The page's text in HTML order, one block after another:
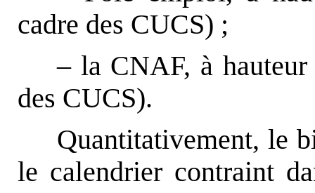
cadre des CUCS) ;
– la CNAF, à
des CUCS).
Quantitativement, le
le calendrier contraint